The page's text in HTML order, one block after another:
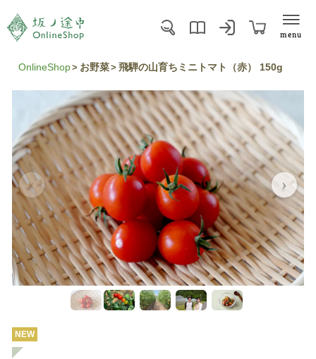
menu
OnlineShop お野菜 飛騨の山育ちミニトマト（赤） 150g
NEW